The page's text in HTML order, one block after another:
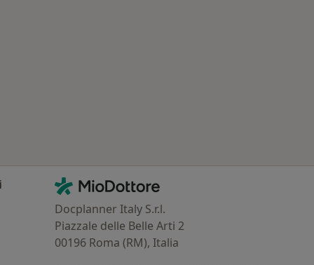
Contatti
MioDottore - Homepage
Docplanner Italy S.r.l.
Piazzale delle Belle Arti 2
00196 Roma (RM), Italia